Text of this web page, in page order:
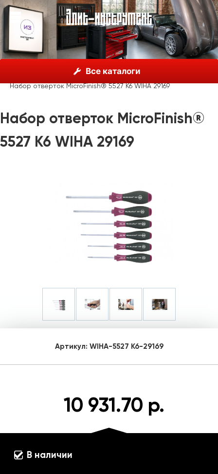
Все каталоги
Инструмент Wiha, Германия
Wiha MicroFinish®
Набор отверток MicroFinish® 5527 K6 WIHA 29169
Набор отверток MicroFinish®
5527 K6 WIHA 29169
Артикул: WIHA-5527 K6-29169
10 931.70 р.
В наличии